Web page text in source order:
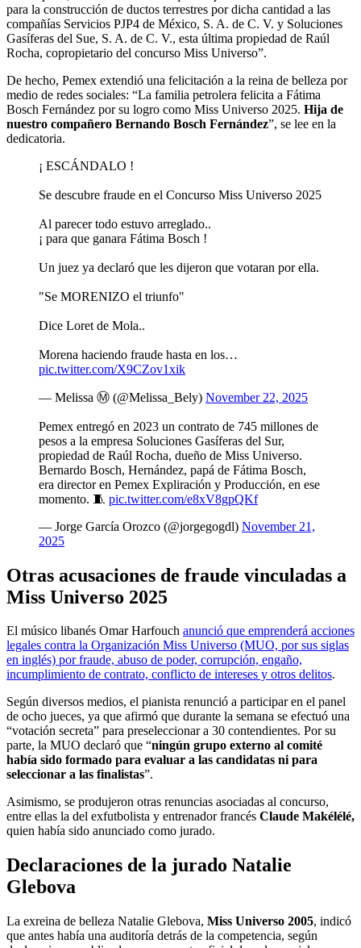
para la construcción de ductos terrestres por dicha cantidad a las
compañías Servicios PJP4 de México, S. A. de C. V. y Soluciones
Gasíferas del Sue, S. A. de C. V., esta última propiedad de Raúl
Rocha, copropietario del concurso Miss Universo”.
De hecho, Pemex extendió una felicitación a la reina de belleza por
medio de redes sociales: “La familia petrolera felicita a Fátima
Bosch Fernández por su logro como Miss Universo 2025. Hija de
nuestro compañero Bernando Bosch Fernández”, se lee en la
dedicatoria.
¡ ESCÁNDALO !
Se descubre fraude en el Concurso Miss Universo 2025
Al parecer todo estuvo arreglado..
¡ para que ganara Fátima Bosch !
Un juez ya declaró que les dijeron que votaran por ella.
"Se MORENIZO el triunfo"
Dice Loret de Mola..
Morena haciendo fraude hasta en los…
pic.twitter.com/X9CZov1xik
— Melissa Ⓜ️ (@Melissa_Bely) November 22, 2025
Pemex entregó en 2023 un contrato de 745 millones de
pesos a la empresa Soluciones Gasíferas del Sur,
propiedad de Raúl Rocha, dueño de Miss Universo.
Bernardo Bosch, Hernández, papá de Fátima Bosch,
era director en Pemex Expliración y Producción, en ese
momento. 🧵 pic.twitter.com/e8xV8gpQKf
— Jorge García Orozco (@jorgegogdl) November 21,
2025
Otras acusaciones de fraude vinculadas a
Miss Universo 2025
El músico libanés Omar Harfouch anunció que emprenderá acciones
legales contra la Organización Miss Universo (MUO, por sus siglas
en inglés) por fraude, abuso de poder, corrupción, engaño,
incumplimiento de contrato, conflicto de intereses y otros delitos.
Según diversos medios, el pianista renunció a participar en el panel
de ocho jueces, ya que afirmó que durante la semana se efectuó una
“votación secreta” para preseleccionar a 30 contendientes. Por su
parte, la MUO declaró que “ningún grupo externo al comité
había sido formado para evaluar a las candidatas ni para
seleccionar a las finalistas”.
Asimismo, se produjeron otras renuncias asociadas al concurso,
entre ellas la del exfutbolista y entrenador francés Claude Makélélé,
quien había sido anunciado como jurado.
Declaraciones de la jurado Natalie
Glebova
La exreina de belleza Natalie Glebova, Miss Universo 2005, indicó
que antes había una auditoría detrás de la competencia, según